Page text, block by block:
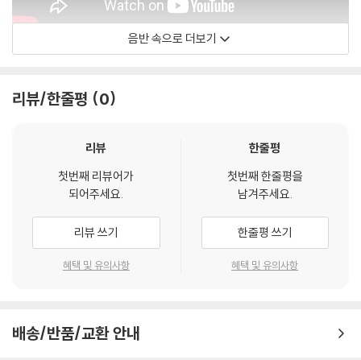
Theotime Langlois de Swarte
음반 속으로 더보기
리뷰/한줄평 0
리뷰
첫번째 리뷰어가
되어주세요.
리뷰 쓰기
혜택 및 유의사항
한줄평
첫번째 한줄평을
남겨주세요.
한줄평 쓰기
혜택 및 유의사항
배송/반품/교환 안내